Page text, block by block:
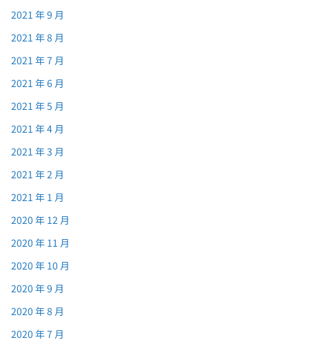
2021 年 9 月
2021 年 8 月
2021 年 7 月
2021 年 6 月
2021 年 5 月
2021 年 4 月
2021 年 3 月
2021 年 2 月
2021 年 1 月
2020 年 12 月
2020 年 11 月
2020 年 10 月
2020 年 9 月
2020 年 8 月
2020 年 7 月